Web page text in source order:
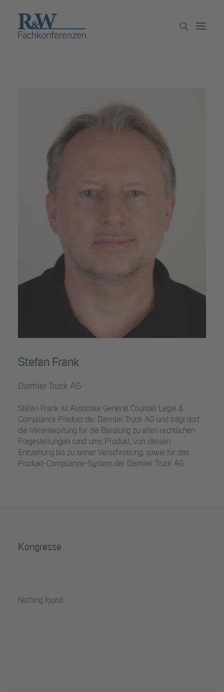
Newsletter
Stefan Frank
Daimler Truck AG
Stefan Frank ist Associate General Counsel Legal &
Compliance Product der Daimler Truck AG und trägt dort
die Verantwortung für die Beratung zu allen rechtlichen
Fragestellungen rund ums Produkt, von dessen
Entstehung bis zu seiner Verschrottung, sowie für das
Produkt-Compliance-System der Daimler Truck AG.
Kongresse
Nothing found.